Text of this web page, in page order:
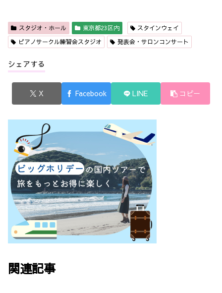
スタジオ・ホール 東京都23区内
スタインウェイ
ピアノサークル練習会スタジオ
発表会・サロンコンサート
シェアする
X Facebook LINE コピー
関連記事